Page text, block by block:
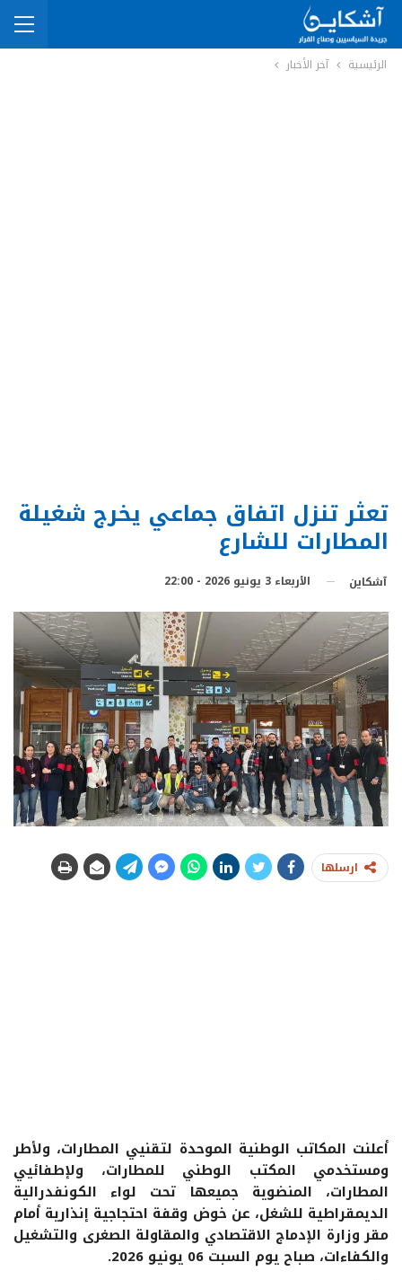
الرئيسية آخر الأخبار
تعثر تنزل اتفاق جماعي يخرج شغيلة
المطارات للشارع
آشكاين الأربعاء 3 يونيو 2026 - 22:00
ارسلها
أعلنت المكاتب الوطنية الموحدة لتقنيي المطارات، ولأطر
ومستخدمي المكتب الوطني للمطارات، ولإطفائيي
المطارات، المنضوية جميعها تحت لواء الكونفدرالية
الديمقراطية للشغل، عن خوض وقفة احتجاجية إنذارية أمام
مقر وزارة الإدماج الاقتصادي والمقاولة الصغرى والتشغيل
والكفاءات، صباح يوم السبت 06 يونيو 2026.